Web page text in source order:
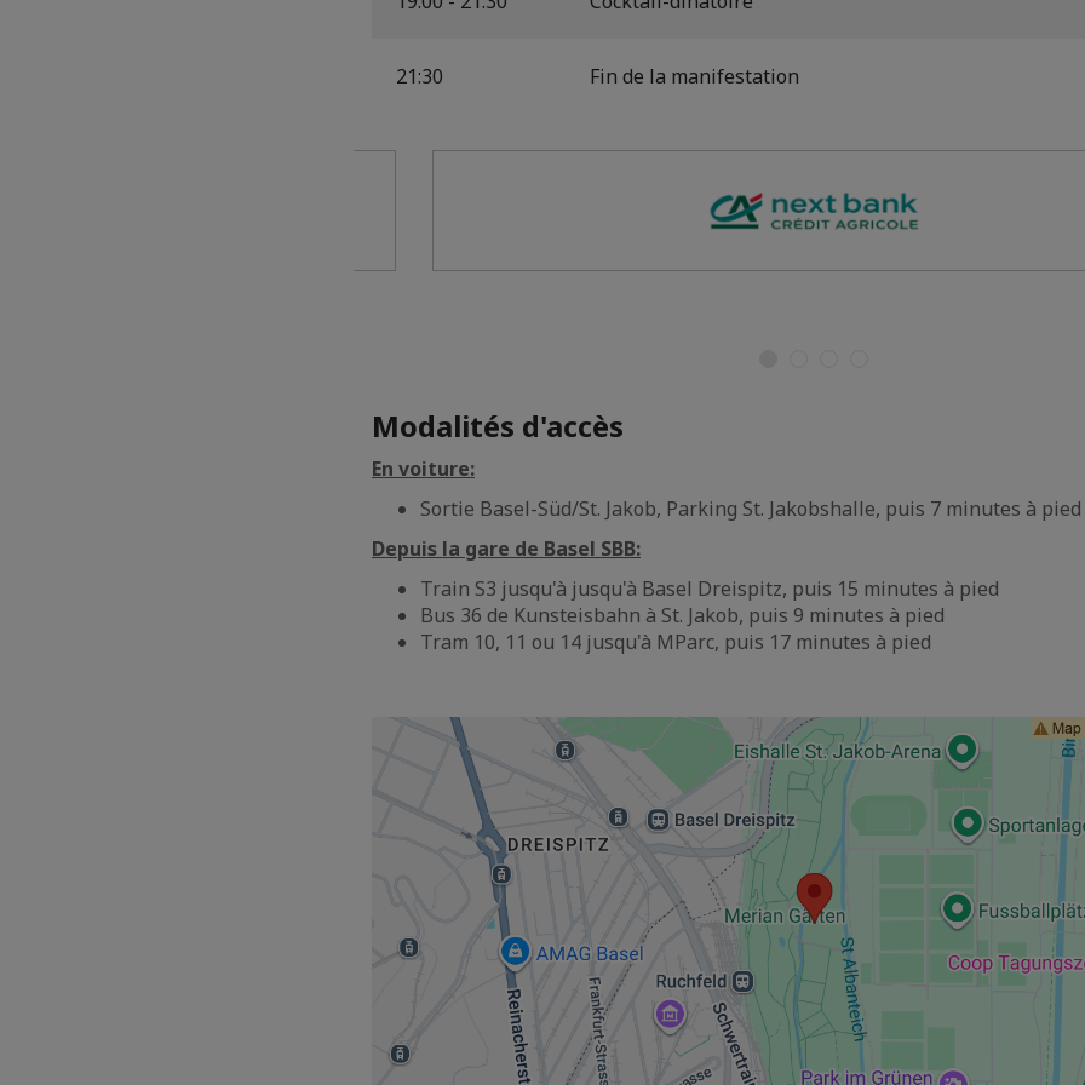
21:30 Fin de la manifestation
Modalités d'accès
En voiture:
Sortie Basel-Süd/St. Jakob, Parking St. Jakobshalle, puis 7 minutes à pied
Depuis la gare de Basel SBB:
Train S3 jusqu'à jusqu'à Basel Dreispitz, puis 15 minutes à pied
Bus 36 de Kunsteisbahn à St. Jakob, puis 9 minutes à pied
Tram 10, 11 ou 14 jusqu'à MParc, puis 17 minutes à pied